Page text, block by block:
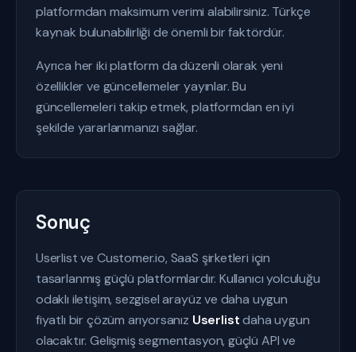
platformdan maksimum verimi alabilirsiniz. Türkçe
kaynak bulunabilirliği de önemli bir faktördür.
Ayrıca her iki platform da düzenli olarak yeni
özellikler ve güncellemeler yayınlar. Bu
güncellemeleri takip etmek, platformdan en iyi
şekilde yararlanmanızı sağlar.
Sonuç
Userlist ve Customer.io, SaaS şirketleri için
tasarlanmış güçlü platformlardır. Kullanıcı yolculuğu
odaklı iletişim, sezgisel arayüz ve daha uygun
fiyatlı bir çözüm arıyorsanız Userlistdaha uygun
olacaktır. Gelişmiş segmentasyon, güçlü API ve